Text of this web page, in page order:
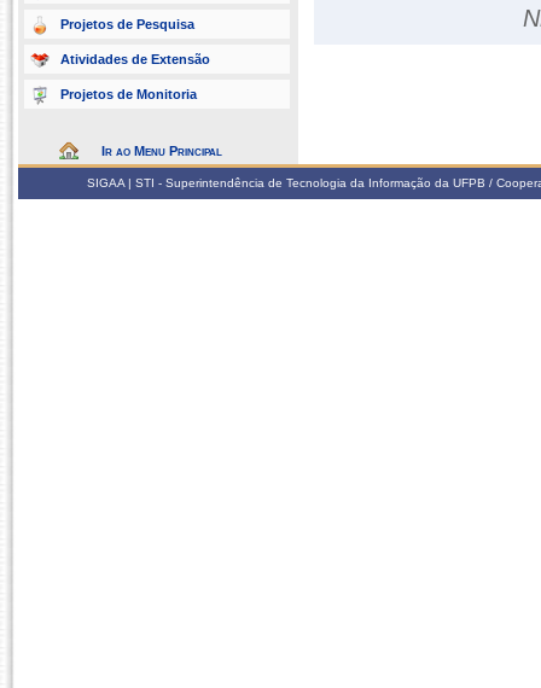
Projetos de Pesquisa
Atividades de Extensão
Projetos de Monitoria
Ir ao Menu Principal
SIGAA | STI - Superintendência de Tecnologia da Informação da UFPB /